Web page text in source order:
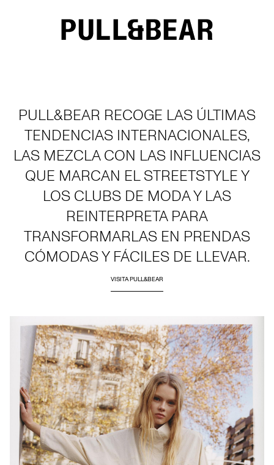
PULL&BEAR RECOGE LAS ÚLTIMAS
TENDENCIAS INTERNACIONALES,
LAS MEZCLA CON LAS INFLUENCIAS
QUE MARCAN EL STREETSTYLE Y
LOS CLUBS DE MODA Y LAS
REINTERPRETA PARA
TRANSFORMARLAS EN PRENDAS
CÓMODAS Y FÁCILES DE LLEVAR.
VISITA PULL&BEAR